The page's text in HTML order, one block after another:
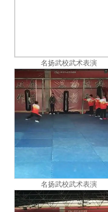
名扬武校武术表演
名扬武校武术表演